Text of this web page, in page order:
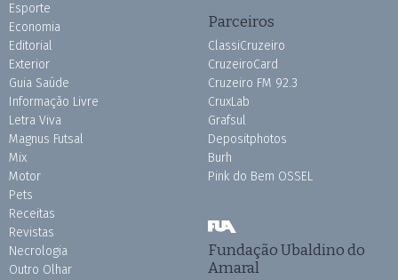
Esporte
Economia
Editorial
Exterior
Guia Saúde
Informação Livre
Letra Viva
Magnus Futsal
Mix
Motor
Pets
Receitas
Revistas
Necrologia
Outro Olhar
Parceiros
ClassiCruzeiro
CruzeiroCard
Cruzeiro FM 92.3
CruxLab
Grafsul
Depositphotos
Burh
Pink do Bem OSSEL
Fundação Ubaldino do
Amaral